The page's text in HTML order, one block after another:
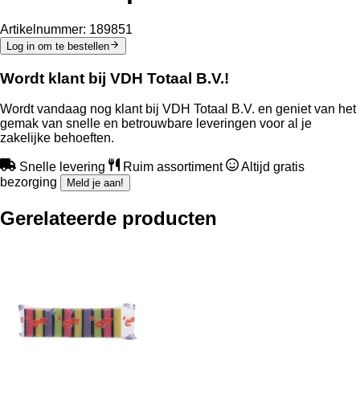
Artikelnummer: 189851
Log in om te bestellen
Wordt klant bij VDH Totaal B.V.!
Wordt vandaag nog klant bij VDH Totaal B.V. en geniet van het
gemak van snelle en betrouwbare leveringen voor al je
zakelijke behoeften.
Snelle levering Ruim assortiment
Altijd gratis
bezorging
Meld je aan!
Gerelateerde producten